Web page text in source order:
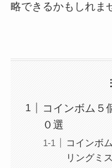
略できるかもしれま
コインボム５
０選
コインボ
リングミ